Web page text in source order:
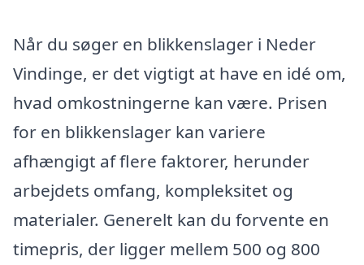
Når du søger en blikkenslager i Neder
Vindinge, er det vigtigt at have en idé om,
hvad omkostningerne kan være. Prisen
for en blikkenslager kan variere
afhængigt af flere faktorer, herunder
arbejdets omfang, kompleksitet og
materialer. Generelt kan du forvente en
timepris, der ligger mellem 500 og 800